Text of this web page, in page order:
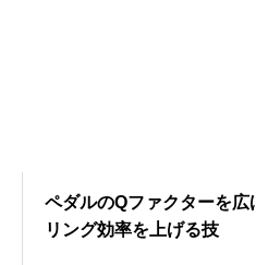
ペダルのQファクターを
リング効率を上げる技